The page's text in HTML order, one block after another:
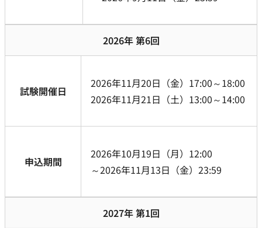
2026年 第6回
試験開催日
2026年11月20日（金）17:00～18:00
2026年11月21日（土）13:00～14:00
申込期間
2026年10月19日（月）12:00
～2026年11月13日（金）23:59
2027年 第1回